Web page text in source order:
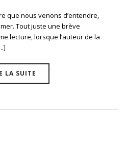
que nous venons d’entendre,
Tout juste une brève
lecture, lorsque l’auteur de la
LA SUITE